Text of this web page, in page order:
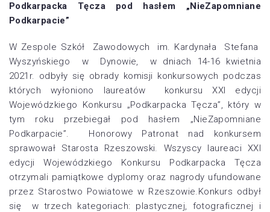
Podkarpacka Tęcza pod hasłem „NieZapomniane
Podkarpacie”
W Zespole Szkół Zawodowych im. Kardynała Stefana
Wyszyńskiego w Dynowie, w dniach 14-16 kwietnia
2021r. odbyły się obrady komisji konkursowych podczas
których wyłoniono laureatów konkursu XXI edycji
Wojewódzkiego Konkursu „Podkarpacka Tęcza”, który w
tym roku przebiegał pod hasłem „NieZapomniane
Podkarpacie”. Honorowy Patronat nad konkursem
sprawował Starosta Rzeszowski. Wszyscy laureaci XXI
edycji Wojewódzkiego Konkursu Podkarpacka Tęcza
otrzymali pamiątkowe dyplomy oraz nagrody ufundowane
przez Starostwo Powiatowe w Rzeszowie.Konkurs odbył
się w trzech kategoriach: plastycznej, fotograficznej i